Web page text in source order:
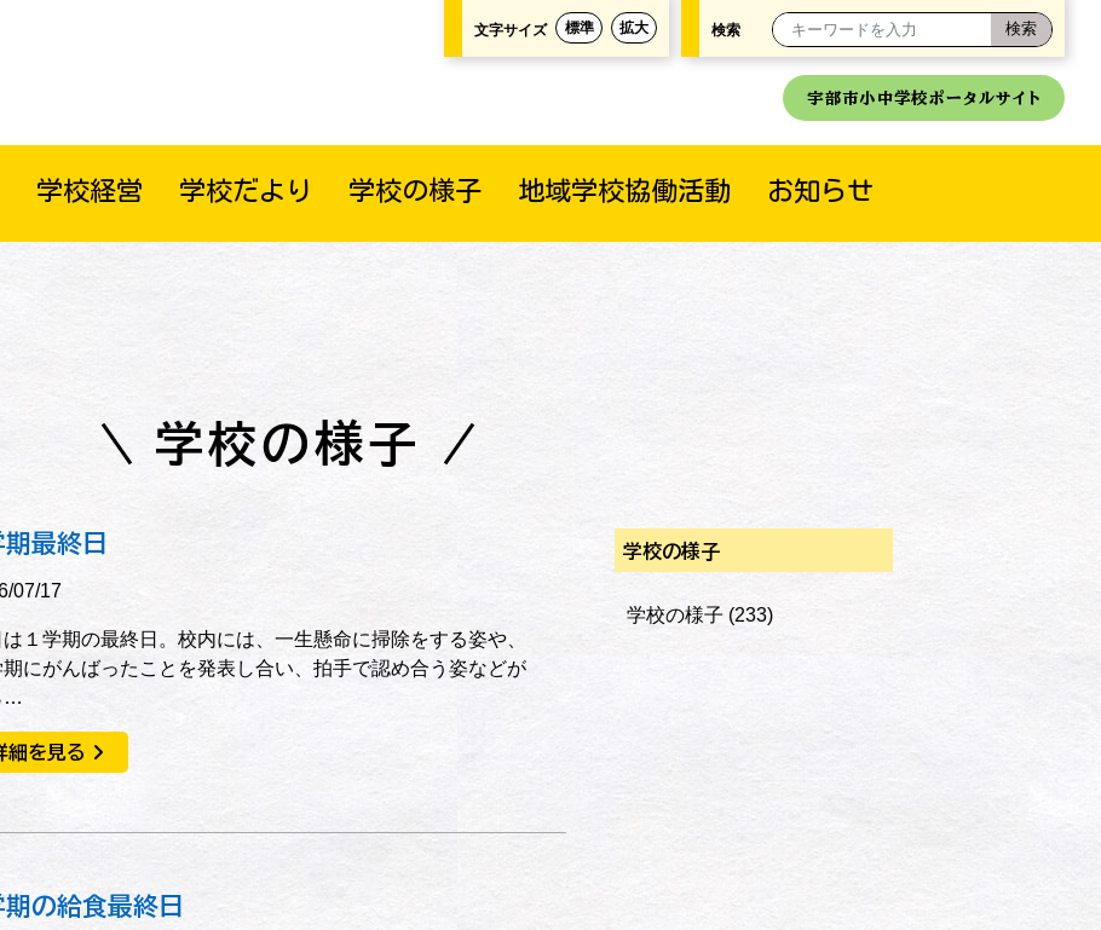
文字サイズ 標準 拡大 検索
宇部市小中学校ポータルサイト
学校経営 学校だより 学校の様子 地域学校協働活動 お知らせ
学校の様子
期最終日
07/17
１学期の最終日。校内には、一生懸命に掃除をする姿や、
期にがんばったことを発表し合い、拍手で認め合う姿などが
…
細を見る
期の給食最終日
学校の様子
学校の様子 (233)